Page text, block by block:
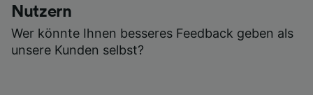
Nutzern
Wer könnte Ihnen besseres Feedback geben als
unsere Kunden selbst?